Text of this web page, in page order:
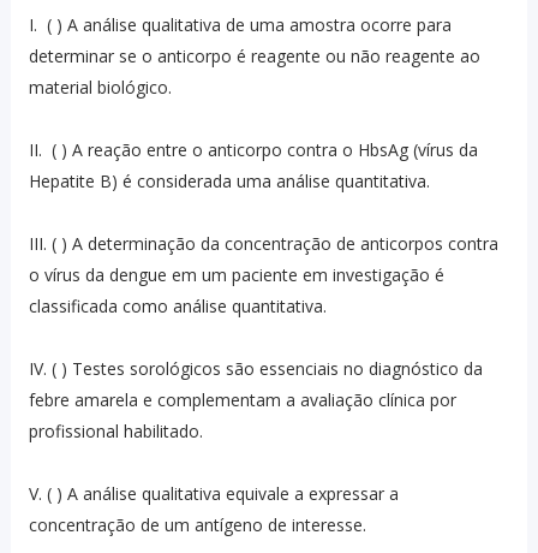
I. ( ) A análise qualitativa de uma amostra ocorre para
determinar se o anticorpo é reagente ou não reagente ao
material biológico.
II. ( ) A reação entre o anticorpo contra o HbsAg (vírus da
Hepatite B) é considerada uma análise quantitativa.
III. ( ) A determinação da concentração de anticorpos contra
o vírus da dengue em um paciente em investigação é
classificada como análise quantitativa.
IV. ( ) Testes sorológicos são essenciais no diagnóstico da
febre amarela e complementam a avaliação clínica por
profissional habilitado.
V. ( ) A análise qualitativa equivale a expressar a
concentração de um antígeno de interesse.